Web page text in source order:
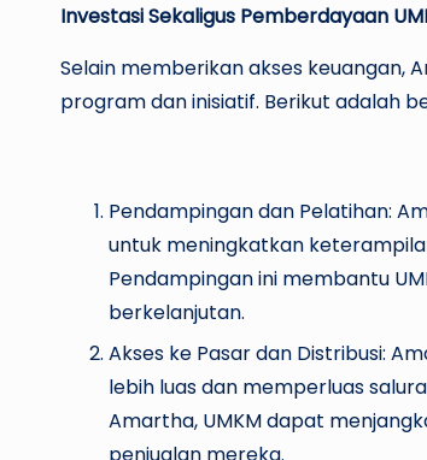
Investasi Sekaligus Pemberdayaan
Selain memberikan akses keuangan,
program dan inisiatif. Berikut adalah
Pendampingan dan Pelatihan:
untuk meningkatkan
Pendampingan ini membantu
berkelanjutan.
Akses ke Pasar dan Distribusi:
lebih luas dan memperluas
Amartha, UMKM dapat